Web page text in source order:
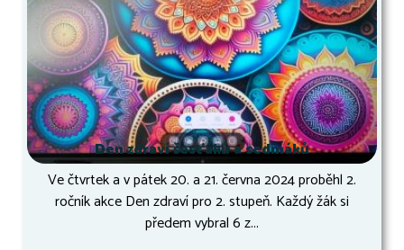
Den zdraví šesťáků a sedmáků
Ve čtvrtek a v pátek 20. a 21. června 2024 proběhl 2.
ročník akce Den zdraví pro 2. stupeň. Každý žák si
předem vybral 6 z...